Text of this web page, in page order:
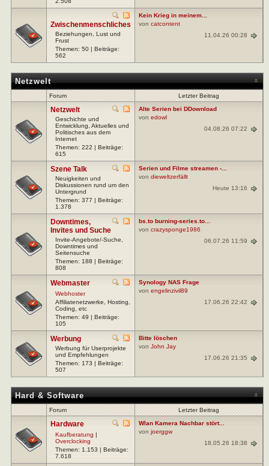
Zwischenmenschliches
Beziehungen, Lust und
Frust
Themen: 50 | Beiträge:
562
Kein Krieg in meinem...
von catcontent
11.04.26 00:28
Netzwelt
Forum Letzter Beitrag
Netzwelt
Geschichte und
Entwicklung, Aktuelles und
Politisches aus dem
Internet
Themen: 222 | Beiträge:
615
Alte Serien bei DDownload
von edowl
04.08.26 07:22
Szene Talk
Neuigkeiten und
Diskussionen rund um den
Untergrund
Themen: 377 | Beiträge:
1.378
Serien und Filme streamen -...
von dieweltzerfällt
Heute 13:16
Downtimes,
Invites und Suche
Invite-Angebote/-Suche,
Downtimes und
Seitensuche
Themen: 188 | Beiträge:
808
bs.to burning-series.to...
von crazysponge1986
06.07.26 11:59
Webmaster
Webhoster
Affiliatenetzwerke, Hosting,
Coding, etc
Themen: 49 | Beiträge:
105
Synology NAS Frage
von engelinzivil89
17.06.26 22:42
Werbung
Werbung für Userprojekte
und Empfehlungen
Themen: 173 | Beiträge:
507
Bitte löschen
von John Jay
17.06.26 21:35
Hard & Software
Forum Letzter Beitrag
Hardware
Kaufberatung |
Overclocking
Themen: 1.153 | Beiträge:
7.618
Wlan Kamera Nachbar stört...
von joerggw
18.05.26 18:38